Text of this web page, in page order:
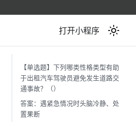
打开小程序
【单选题】下列哪类性格类型有助
于出租汽车驾驶员避免发生道路交
通事故？（）
答案：遇紧急情况时头脑冷静、处
置果断